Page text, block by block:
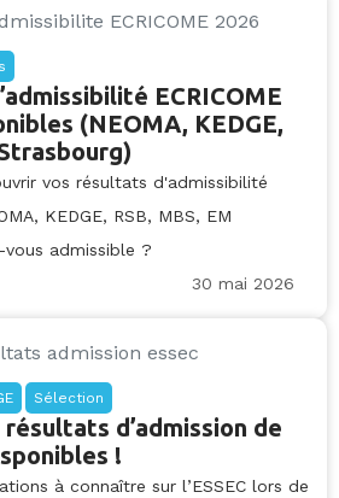
ECRICOME
(NEOMA, KEDGE,
vos résultats d'admissibilité
KEDGE, RSB, MBS, EM
admissible ?
30 mai 2026
Sélection
d’admission de
!
à connaître sur l’ESSEC lors de